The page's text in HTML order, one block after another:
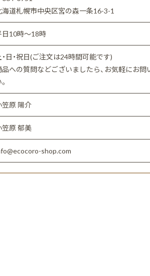
海道札幌市中央区宮の森一条16-3-1
日10時～18時
日・祝日(ご注文は24時間可能です)
品への質問などございましたら、お気軽にお問
笠原 陽介
笠原 郁美
shop.com